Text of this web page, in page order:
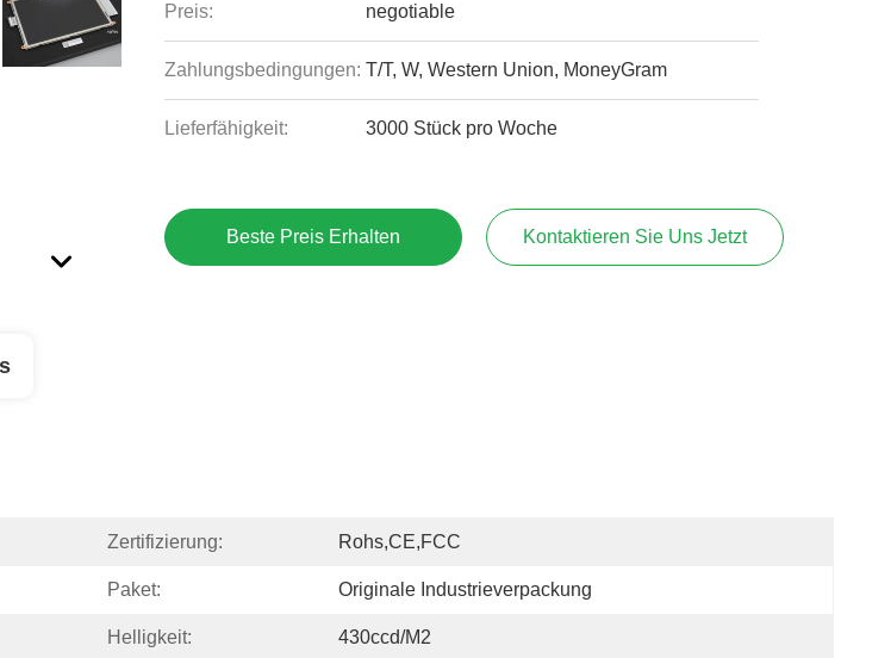
Preis: negotiable
Zahlungsbedingungen: T/T, W, Western Union, MoneyGram
Lieferfähigkeit: 3000 Stück pro Woche
Beste Preis Erhalten Kontaktieren Sie Uns Jetzt
Zertifizierung: Rohs,CE,FCC
Paket: Originale Industrieverpackung
Helligkeit: 430ccd/m2